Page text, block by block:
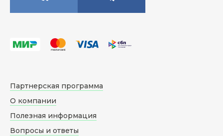
Партнерская программа
О компании
Полезная информация
Вопросы и ответы